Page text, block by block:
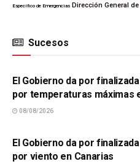
Específico de Emergencias Dirección General
Sucesos
SUCESOS
El Gobierno da por
por temperaturas máximas
08/08/2026
El Gobierno da por
por viento en Canarias